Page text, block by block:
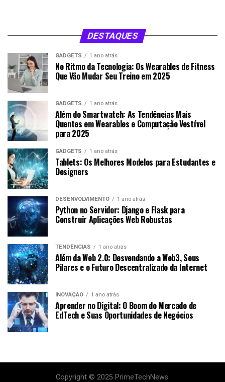
DESTAQUES
GADGETS 1 ano atrás
No Ritmo da Tecnologia: Os Wearables de Fitness
Que Vão Mudar Seu Treino em 2025
GADGETS 1 ano atrás
Além do Smartwatch: As Tendências Mais
Quentes em Wearables e Computação Vestível
para 2025
GADGETS 1 ano atrás
Tablets: Os Melhores Modelos para Estudantes e
Designers
DESENVOLVIMENTO 1 ano atrás
Python no Servidor: Django e Flask para
Construir Aplicações Web Robustas
TENDÊNCIAS 1 ano atrás
Além da Web 2.0: Desvendando a Web3, Seus
Pilares e o Futuro Descentralizado da Internet
INOVAÇÃO 1 ano atrás
Aprender no Digital: O Boom do Mercado de
EdTech e Suas Oportunidades de Negócios
Copyright © 2025 PrimeTechNews.